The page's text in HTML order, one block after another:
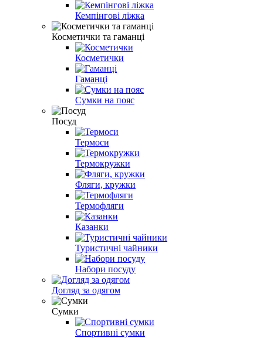
Кемпінгові ліжка
Косметички та гаманці
Косметички
Гаманці
Сумки на пояс
Посуд
Термоси
Термокружки
Фляги, кружки
Термофляги
Казанки
Туристичні чайники
Набори посуду
Догляд за одягом
Сумки
Спортивні сумки